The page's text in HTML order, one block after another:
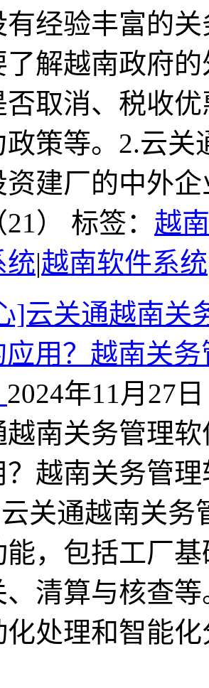
有经验丰富的
了解越南政府
否取消、税收
政策等。2.云
资建厂的中外
） 标签： 越
统|越南软件系统
]云关通越南关
用？越南关
2024年11月27
越南关务管理
？越南关务管
关通越南关
能，包括工厂
、清算与核查
化处理和智能